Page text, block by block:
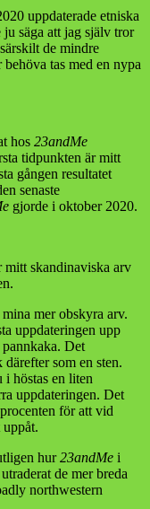
uppdaterade etniska
ju säga att jag själv tror
de mindre
tas med en nypa
hos 23andMe
tidpunkten är mitt
gången resultatet
senaste
gjorde i oktober 2020.
mitt skandinaviska arv
mer obskyra arv.
uppdateringen upp
Det
som en sten.
höstas en liten
uppdateringen. Det
för att vid
uppåt.
hur23andMe i
de mer breda
northwestern